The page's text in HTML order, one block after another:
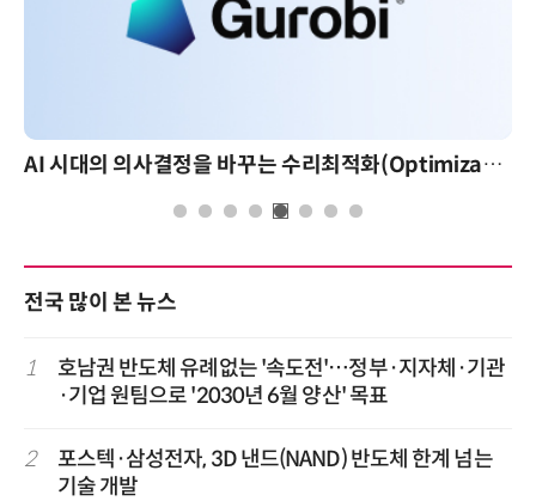
AI 시대의 의사결정을 바꾸는 수리최적화(Optimization): 실제 산업 적용 사례와 활용 전략
전국 많이 본 뉴스
1
호남권 반도체 유례없는 '속도전'…정부·지자체·기관
·기업 원팀으로 '2030년 6월 양산' 목표
2
포스텍·삼성전자, 3D 낸드(NAND) 반도체 한계 넘는
기술 개발